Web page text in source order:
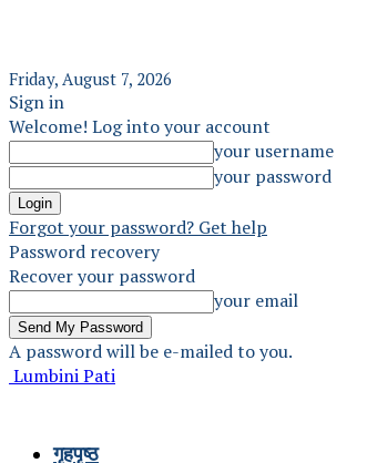
Friday, August 7, 2026
Sign in
Welcome! Log into your account
your username
your password
Forgot your password? Get help
Password recovery
Recover your password
your email
A password will be e-mailed to you.
Lumbini Pati
गृहपृष्ठ